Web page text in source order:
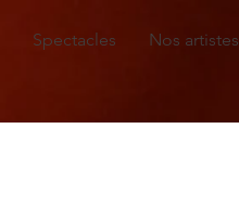
Spectacles Nos artistes